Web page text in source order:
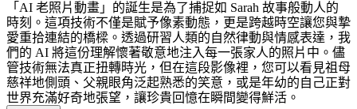
「AI 老照片動畫」的誕生是為了捕捉如 Sarah 故事般動人的
時刻。這項技術不僅是賦予像素動態，更是跨越時空讓您與摯
愛重拾連結的橋樑。透過研習人類的自然律動與情感表達，我
們的 AI 將這份理解懷著敬意地注入每一張家人的照片中。儘
管技術無法真正扭轉時光，但在這段影像裡，您可以看見祖母
慈祥地側頭、父親眼角泛起熟悉的笑意，或是年幼的自己正對
世界充滿好奇地張望，讓珍貴回憶在瞬間變得鮮活。